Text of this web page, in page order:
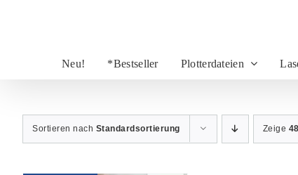
Neu! *Bestseller Plotterdateien
Sortieren nach Standardsortierung Zeige